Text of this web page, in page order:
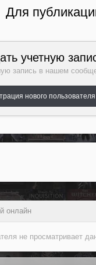
Для
учетную
запись в нашем
нового пользователя
онлайн
не просматривает